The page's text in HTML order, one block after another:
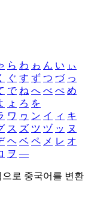
ら わ ゎ ん い ぃ
ぐ す ず つ づ っ
で ね へ べ ぺ め
ょ ろ を
ワ ヮ ン イ ィ キ
ス ズ ツ ヅ ッ ヌ
ヘ ベ ペ メ レ オ
ヲ ―
로 중국어를 변환